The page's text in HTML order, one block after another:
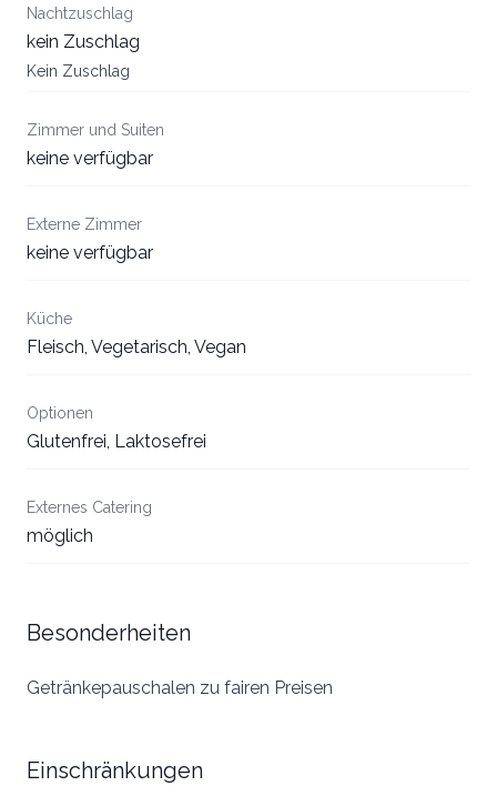
Nachtzuschlag
kein Zuschlag
Kein Zuschlag
Zimmer und Suiten
keine verfügbar
Externe Zimmer
keine verfügbar
Küche
Fleisch, Vegetarisch, Vegan
Optionen
Glutenfrei, Laktosefrei
Externes Catering
möglich
Besonderheiten
Getränkepauschalen zu fairen Preisen
Einschränkungen